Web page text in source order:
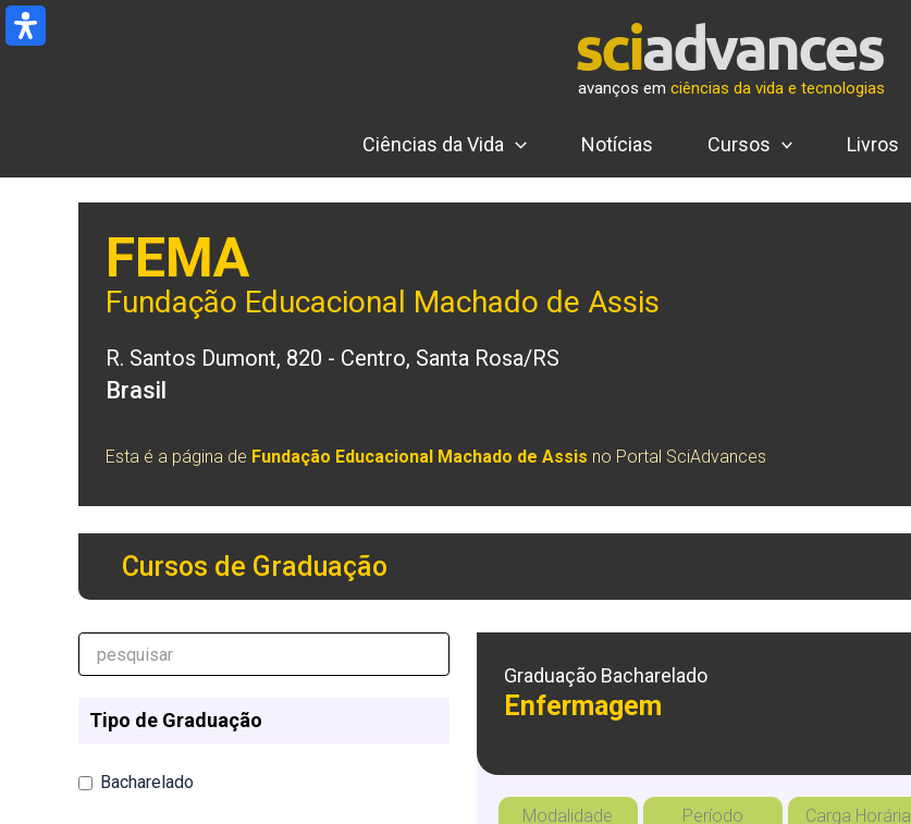
Ir
para
avanços em ciências da vida e tecnologias
Ciências da Vida Notícias Cursos Livros
FEMA
Fundação Educacional Machado de Assis
R. Santos Dumont, 820 - Centro, Santa Rosa/RS
Brasil
Esta é a página de Fundação Educacional Machado de Assis no Portal SciAdvances
Cursos de Graduação
Tipo de Graduação
Bacharelado
Graduação Bacharelado
Enfermagem
Modalidade
Período
Carga Horária